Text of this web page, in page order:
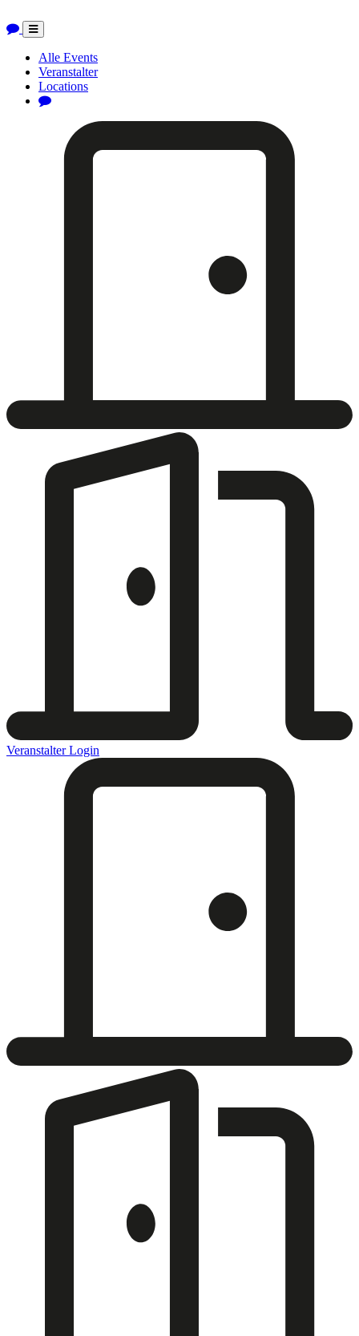
Toggle
navigation
Alle Events
Veranstalter
Locations
Veranstalter Login